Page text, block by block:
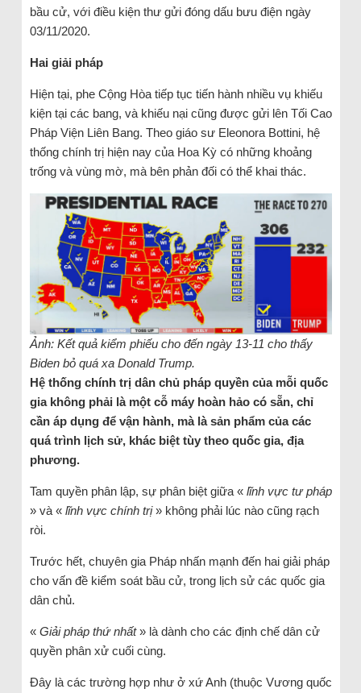
bầu cử, với điều kiện thư gửi đóng dấu bưu điện ngày
03/11/2020.
Hai giải pháp
Hiện tại, phe Cộng Hòa tiếp tục tiến hành nhiều vụ khiếu
kiện tại các bang, và khiếu nại cũng được gửi lên Tối Cao
Pháp Viện Liên Bang. Theo giáo sư Eleonora Bottini, hệ
thống chính trị hiện nay của Hoa Kỳ có những khoảng
trống và vùng mờ, mà bên phản đối có thể khai thác.
Ảnh: Kết quả kiểm phiếu cho đến ngày 13-11 cho thấy
Biden bỏ quá xa Donald Trump.
Hệ thống chính trị dân chủ pháp quyền của mỗi quốc
gia không phải là một cỗ máy hoàn hảo có sẵn, chỉ
cần áp dụng để vận hành, mà là sản phẩm của các
quá trình lịch sử, khác biệt tùy theo quốc gia, địa
phương.
Tam quyền phân lập, sự phân biệt giữa « lĩnh vực tư pháp
» và « lĩnh vực chính trị» không phải lúc nào cũng rạch
ròi.
Trước hết, chuyên gia Pháp nhấn mạnh đến hai giải pháp
cho vấn đề kiểm soát bầu cử, trong lịch sử các quốc gia
dân chủ.
« Giải pháp thứ nhất» là dành cho các định chế dân cử
quyền phân xử cuối cùng.
Đây là các trường hợp như ở xứ Anh (thuộc Vương quốc